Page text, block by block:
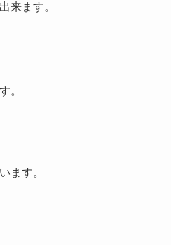
来ます。
。
ます。